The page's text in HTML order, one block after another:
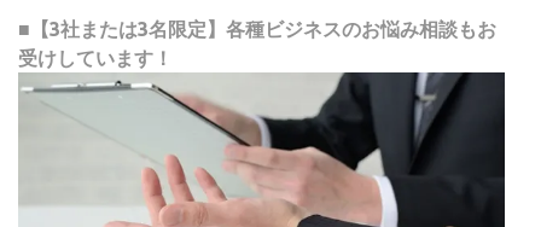
■【3社または3名限定】各種ビジネスのお悩み相談もお
受けしています！